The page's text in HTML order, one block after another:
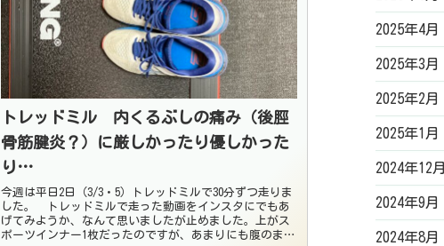
トレッドミル 内くるぶしの痛み（後脛
骨筋腱炎？）に厳しかったり優しかった
り…
今週は平日2日（3/3・5）トレッドミルで30分ずつ走りま
した。 トレッドミルで走った動画をインスタにでもあ
げてみようか、なんて思いましたが止めました。上がス
ポーツインナー1枚だったのですが、あまりにも腹のまわ
2025年4月
2025年3月
2025年2月
2025年1月
2024年12月
2024年9月
2024年8月